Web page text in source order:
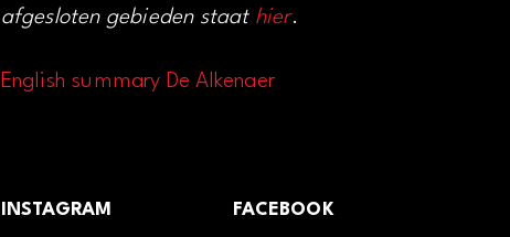
afgesloten gebieden staat hier.
English summary De Alkenaer
INSTAGRAM FACEBOOK